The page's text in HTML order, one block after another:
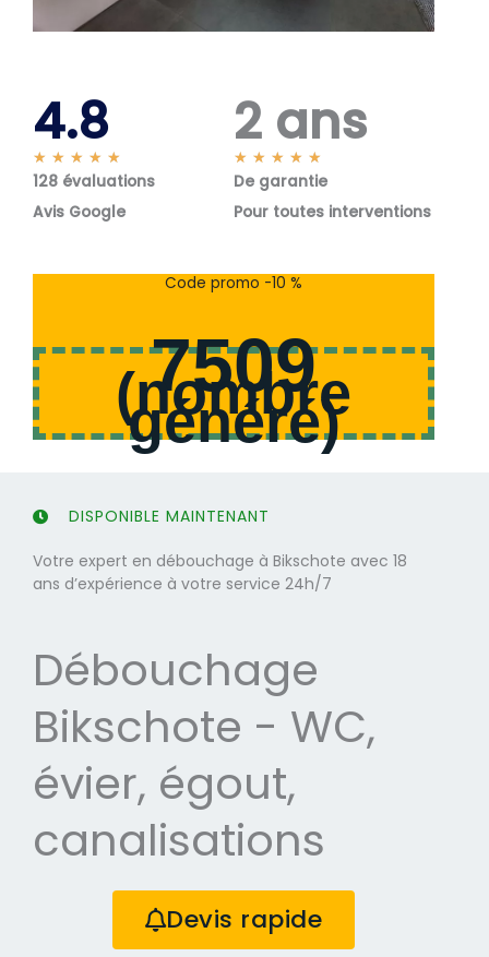
4.8
★ ★ ★ ★ ★
o
s
128 évaluations
Avis Google
2 ans
★ ★ ★ ★ ★
o
s
De garantie
Pour toutes interventions
Code promo -10 %
7509
(nombre
généré)
DISPONIBLE MAINTENANT
Votre expert en débouchage à Bikschote avec 18
ans d’expérience à votre service 24h/7
Débouchage
Bikschote - WC,
évier, égout,
canalisations
Devis rapide